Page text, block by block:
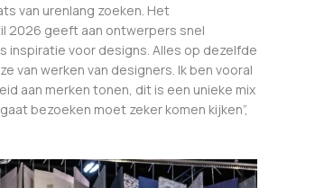
van urenlang zoeken. Het
2026 geeft aan ontwerpers snel
voor designs. Alles op dezelfde
van werken van designers. Ik ben vooral
aan merken tonen, dit is een unieke mix
bezoeken moet zeker komen kijken”,